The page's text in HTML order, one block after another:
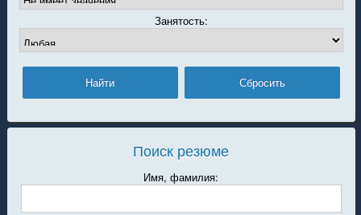
Занятость:
Поиск резюме
Имя, фамилия: